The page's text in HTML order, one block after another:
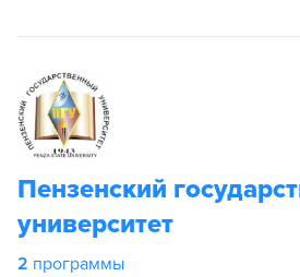
Пензенский
университет
2 программы